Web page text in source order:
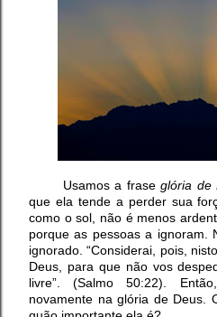
Usamos a fraseglória de
que ela tende a perder sua
como o sol, não é menos
porque as pessoas a ignoram.
ignorado. “Considerai, pois,
Deus, para que não vos
livre”. (Salmo 50:22).
novamente na glória de Deus.